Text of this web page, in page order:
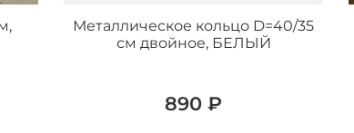
Металлическое кольцо D=40/35
см двойное, БЕЛЫЙ
890 ₽